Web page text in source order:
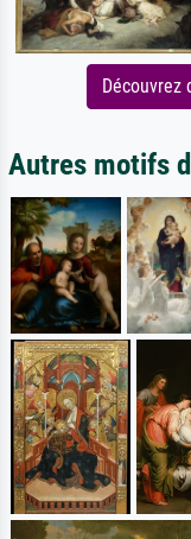
Autres motifs